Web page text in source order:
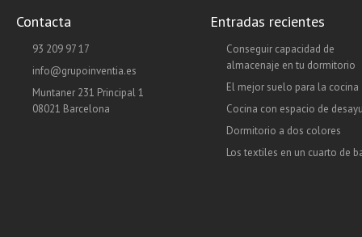
Contacta
93 209 97 17
info@grupoinventia.es
Muntaner 231 Principal 1
08021 Barcelona
Entradas recientes
Conseguir capacidad de
almacenaje en tu dormitorio
El mejor suelo para la cocina
Cocina con espacio de
Dormitorio a dos colores
Los textiles en un cuarto de